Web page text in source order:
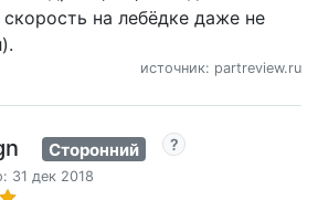
на лебёдке даже не
источник: partreview.ru
Сторонний
31 дек 2018